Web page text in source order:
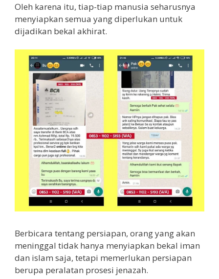
Oleh karena itu, tiap-tiap manusia seharusnya
menyiapkan semua yang diperlukan untuk
dijadikan bekal akhirat.
Berbicara tentang persiapan, orang yang akan
meninggal tidak hanya menyiapkan bekal iman
dan islam saja, tetapi memerlukan persiapan
berupa peralatan prosesi jenazah.